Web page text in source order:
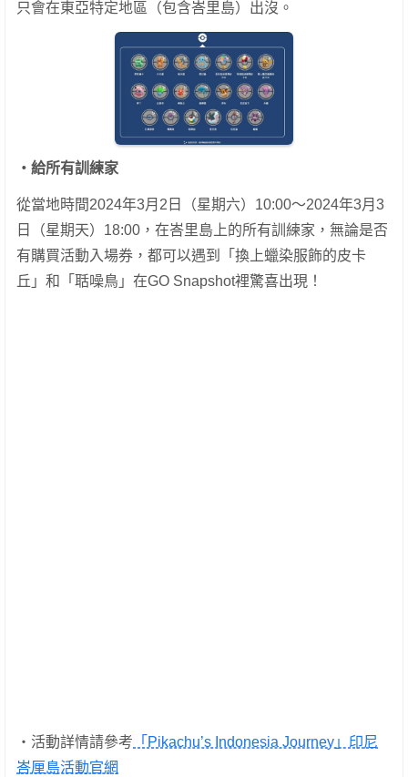
只會在東亞特定地區（包含峇里島）出沒。
・給所有訓練家
從當地時間2024年3月2日（星期六）10:00～2024年3月3
日（星期天）18:00，在峇里島上的所有訓練家，無論是否
有購買活動入場券，都可以遇到「換上蠟染服飾的皮卡
丘」和「聒噪鳥」在GO Snapshot裡驚喜出現！
・活動詳情請參考 「Pikachu’s Indonesia Journey」印尼
峇厘島活動官網